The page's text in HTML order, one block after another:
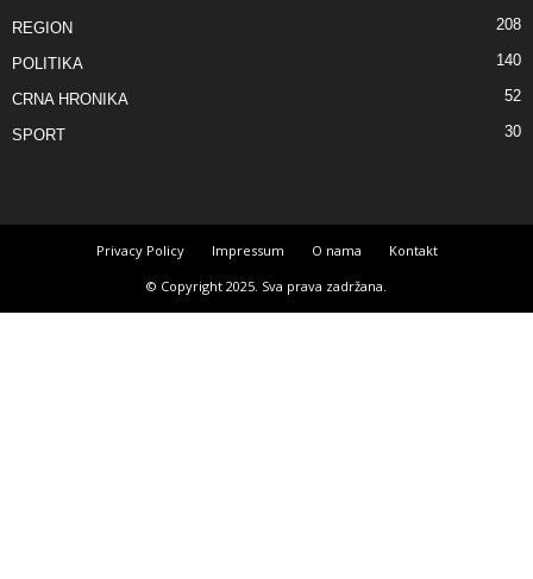
REGION 208
POLITIKA 140
CRNA HRONIKA 52
SPORT 30
Privacy Policy Impressum O nama
Kontakt
© Copyright 2025. Sva prava zadržana.